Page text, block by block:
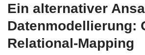
Ein alternativer
Datenmodellierung:
Relational-Mapping